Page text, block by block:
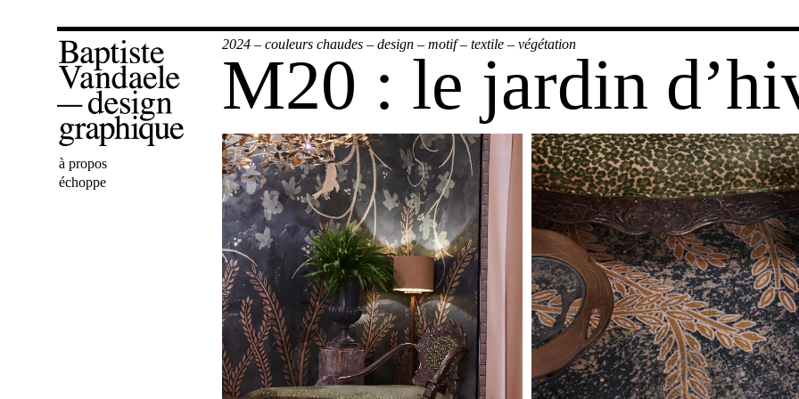
Baptiste
Bienvenue
à propos
échoppe
2024 – couleurs chaudes – design – motif– textile – végétation
M20 : le jardin